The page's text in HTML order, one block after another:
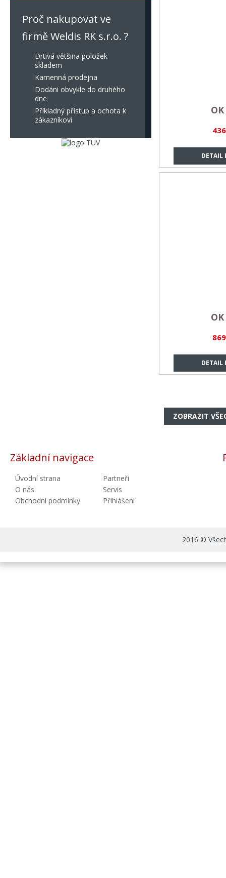
Proč nakupovat ve
firmě Weldis RK s.r.o. ?
Drtivá většina položek
skladem
Kamenná prodejna
Dodání obvykle do druhého
dne
Příkladný přístup a ochota k
zákazníkovi
DETAIL
DETAIL
ZOBRAZIT
Základní navigace
Úvodní strana
O nás
Obchodní podmínky
Partneři
Servis
Přihlášení
2016 ©